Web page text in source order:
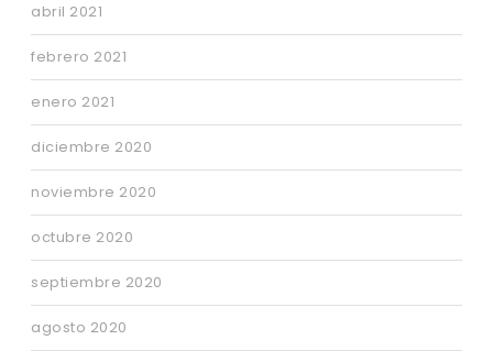
abril 2021
febrero 2021
enero 2021
diciembre 2020
noviembre 2020
octubre 2020
septiembre 2020
agosto 2020